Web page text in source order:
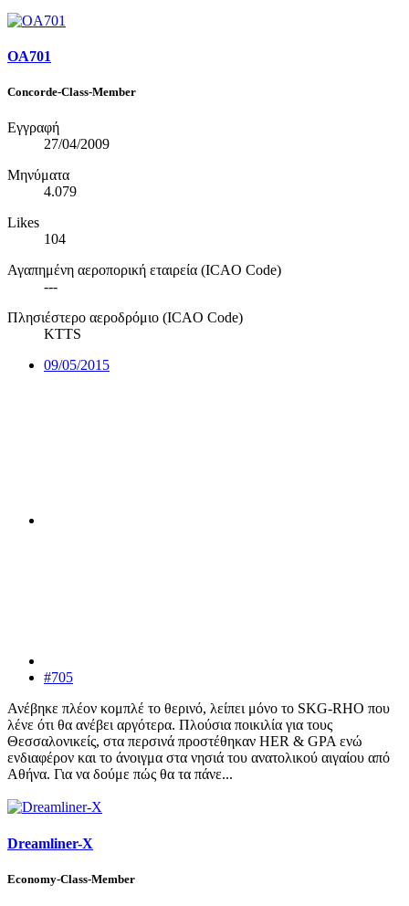
OA701
Concorde-Class-Member
Εγγραφή
27/04/2009
Μηνύματα
4.079
Likes
104
Αγαπημένη αεροπορική εταιρεία (ICAO Code)
---
Πλησιέστερο αεροδρόμιο (ICAO Code)
KTTS
09/05/2015
#705
Ανέβηκε πλέον κομπλέ το θερινό, λείπει μόνο το SKG-RHO που
λένε ότι θα ανέβει αργότερα. Πλούσια ποικιλία για τους
Θεσσαλονικείς, στα περσινά προστέθηκαν HER & GPA ενώ
ενδιαφέρον και το άνοιγμα στα νησιά του ανατολικού αιγαίου από
Αθήνα. Για να δούμε πώς θα τα πάνε...
Dreamliner-X
Economy-Class-Member